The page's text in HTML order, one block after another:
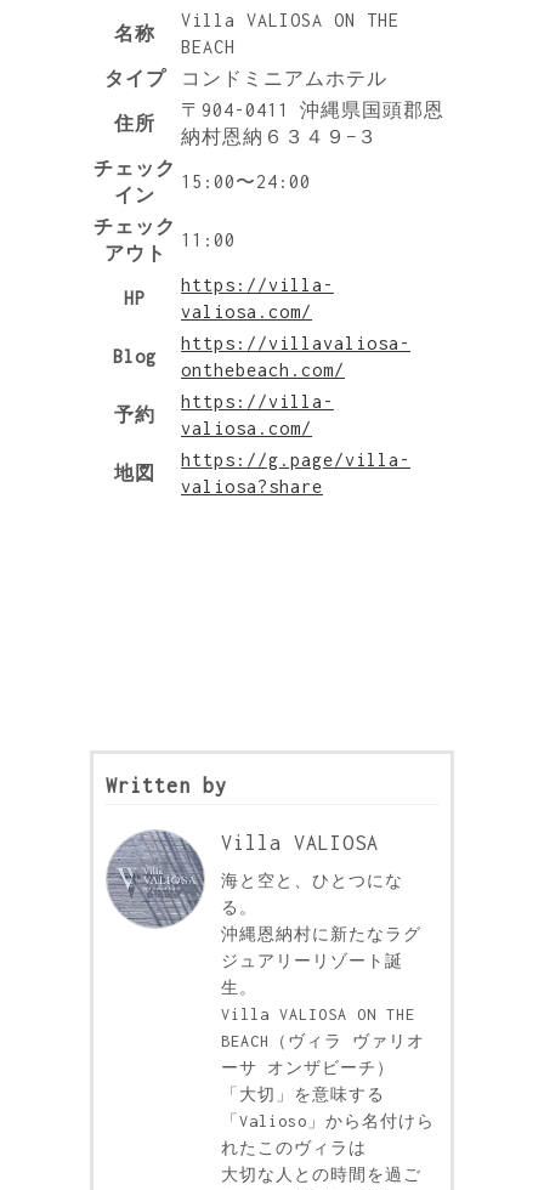
名称
Villa VALIOSA ON THE
BEACH
タイプ
コンドミニアムホテル
住所
〒904-0411 沖縄県国頭郡恩
納村恩納６３４９−３
チェック
イン
15:00〜24:00
チェック
アウト
11:00
HP
https://villa-
valiosa.com/
Blog
https://villavaliosa-
onthebeach.com/
予約
https://villa-
valiosa.com/
地図
https://g.page/villa-
valiosa?share
Written by
Villa VALIOSA
海と空と、ひとつにな
る。
沖縄恩納村に新たなラグ
ジュアリーリゾート誕
生。
Villa VALIOSA ON THE
BEACH（ヴィラ ヴァリオ
ーサ オンザビーチ）
「大切」を意味する
「Valioso」から名付けら
れたこのヴィラは
大切な人との時間を過ご